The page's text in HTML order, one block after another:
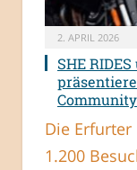
2. APRIL 2026
SHE
Die
1.200